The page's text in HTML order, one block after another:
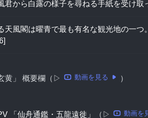
君から白露の様子を尋ねる手紙を受け取
天風閣は曜青で最も有名な観光地の一
黄」 概要欄（▷
動画を見る ）
「仙舟通鑑・五龍遠徙」
（▷ 動画を